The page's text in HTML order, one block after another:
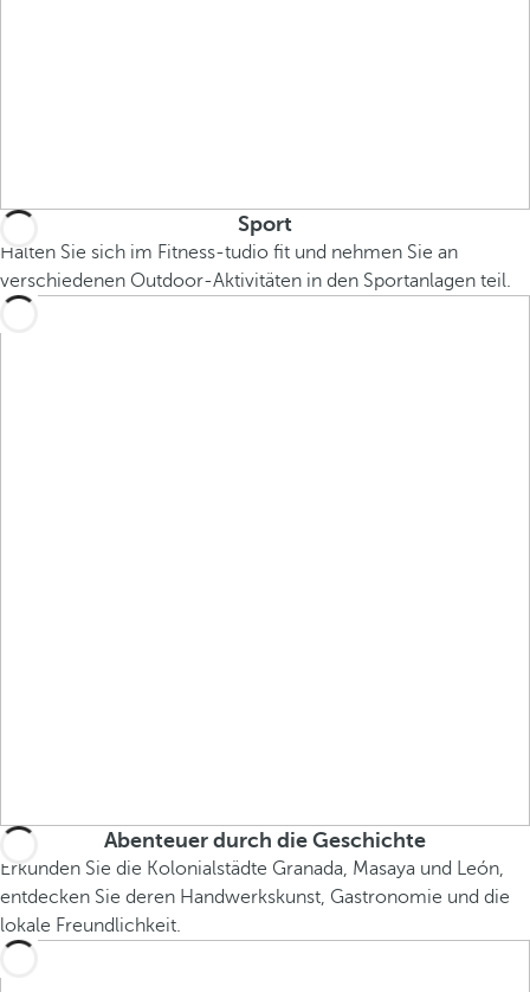
Sport
Halten Sie sich im Fitness-tudio fit und nehmen Sie an
verschiedenen Outdoor-Aktivitäten in den Sportanlagen teil.
Abenteuer durch die Geschichte
Erkunden Sie die Kolonialstädte Granada, Masaya und León,
entdecken Sie deren Handwerkskunst, Gastronomie und die
lokale Freundlichkeit.